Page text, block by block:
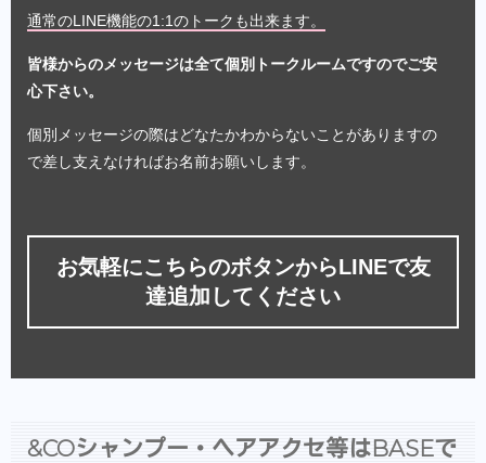
通常のLINE機能の1:1のトークも出来ます。
皆様からのメッセージは全て個別トークルームですのでご安
心下さい。
個別メッセージの際はどなたかわからないことがありますの
で差し支えなければお名前お願いします。
お気軽にこちらのボタンからLINEで友
達追加してください
&COシャンプー・ヘアアクセ等はBASEで